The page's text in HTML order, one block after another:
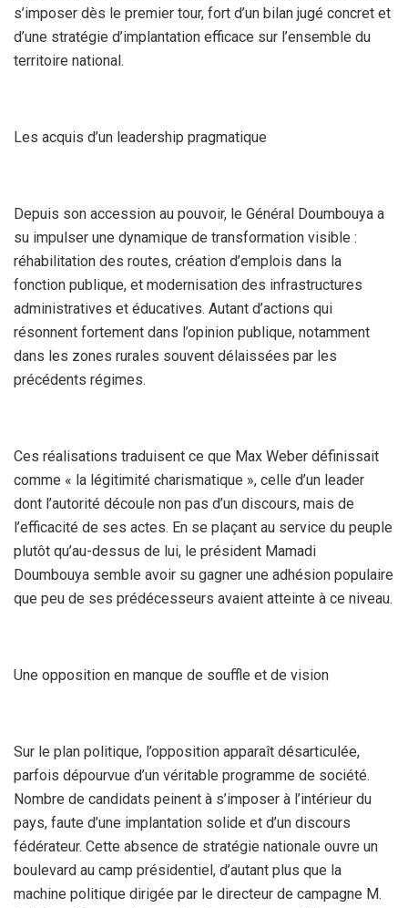
s’imposer dès le premier tour, fort d’un bilan jugé concret et
d’une stratégie d’implantation efficace sur l’ensemble du
territoire national.
Les acquis d’un leadership pragmatique
Depuis son accession au pouvoir, le Général Doumbouya a
su impulser une dynamique de transformation visible :
réhabilitation des routes, création d’emplois dans la
fonction publique, et modernisation des infrastructures
administratives et éducatives. Autant d’actions qui
résonnent fortement dans l’opinion publique, notamment
dans les zones rurales souvent délaissées par les
précédents régimes.
Ces réalisations traduisent ce que Max Weber définissait
comme « la légitimité charismatique », celle d’un leader
dont l’autorité découle non pas d’un discours, mais de
l’efficacité de ses actes. En se plaçant au service du peuple
plutôt qu’au-dessus de lui, le président Mamadi
Doumbouya semble avoir su gagner une adhésion populaire
que peu de ses prédécesseurs avaient atteinte à ce niveau.
Une opposition en manque de souffle et de vision
Sur le plan politique, l’opposition apparaît désarticulée,
parfois dépourvue d’un véritable programme de société.
Nombre de candidats peinent à s’imposer à l’intérieur du
pays, faute d’une implantation solide et d’un discours
fédérateur. Cette absence de stratégie nationale ouvre un
boulevard au camp présidentiel, d’autant plus que la
machine politique dirigée par le directeur de campagne M.